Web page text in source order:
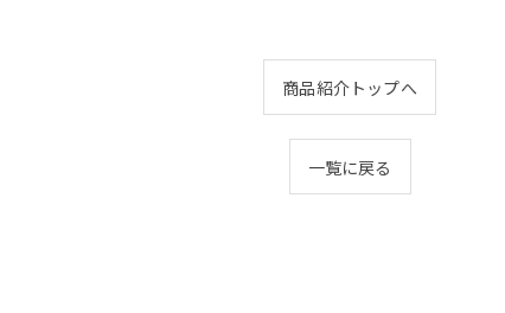
商品紹介トップへ
一覧に戻る